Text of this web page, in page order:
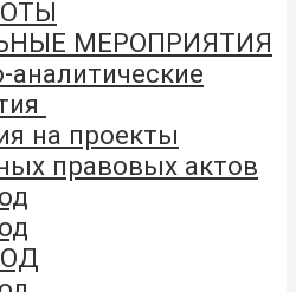
МЕРОПРИЯТИЯ
аналитические
на проекты
правовых актов